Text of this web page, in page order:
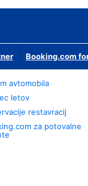
Booking.com
avtomobila
letov
restavracij
za potovalne